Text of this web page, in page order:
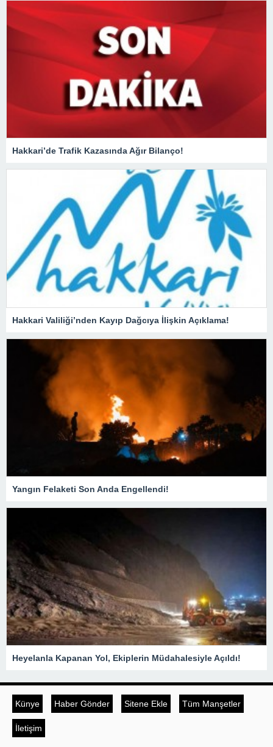
Hakkari’de Trafik Kazasında Ağır Bilanço!
Hakkari Valiliği’nden Kayıp Dağcıya İlişkin Açıklama!
Yangın Felaketi Son Anda Engellendi!
Heyelanla Kapanan Yol, Ekiplerin Müdahalesiyle Açıldı!
Künye Haber Gönder Sitene Ekle Tüm Manşetler
İletişim